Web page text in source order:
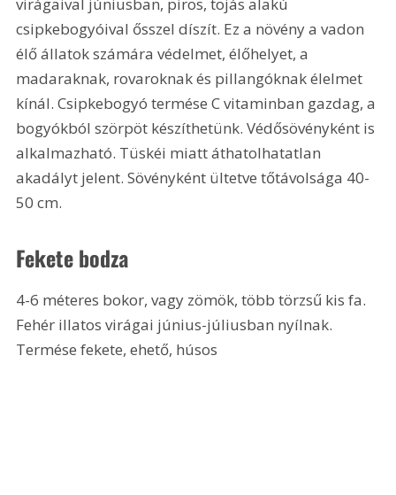
virágaival júniusban, piros, tojás alakú
csipkebogyóival ősszel díszít. Ez a növény a vadon
élő állatok számára védelmet, élőhelyet, a
madaraknak, rovaroknak és pillangóknak élelmet
kínál. Csipkebogyó termése C vitaminban gazdag, a
bogyókból szörpöt készíthetünk. Védősövényként is
alkalmazható. Tüskéi miatt áthatolhatatlan
akadályt jelent. Sövényként ültetve tőtávolsága 40-
50 cm.
Fekete bodza
4-6 méteres bokor, vagy zömök, több törzsű kis fa.
Fehér illatos virágai június-júliusban nyílnak.
Termése fekete, ehető, húsos